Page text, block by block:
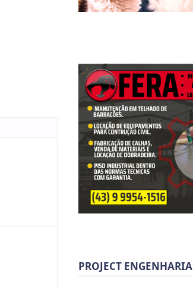
PROJECT ENGENHARIA